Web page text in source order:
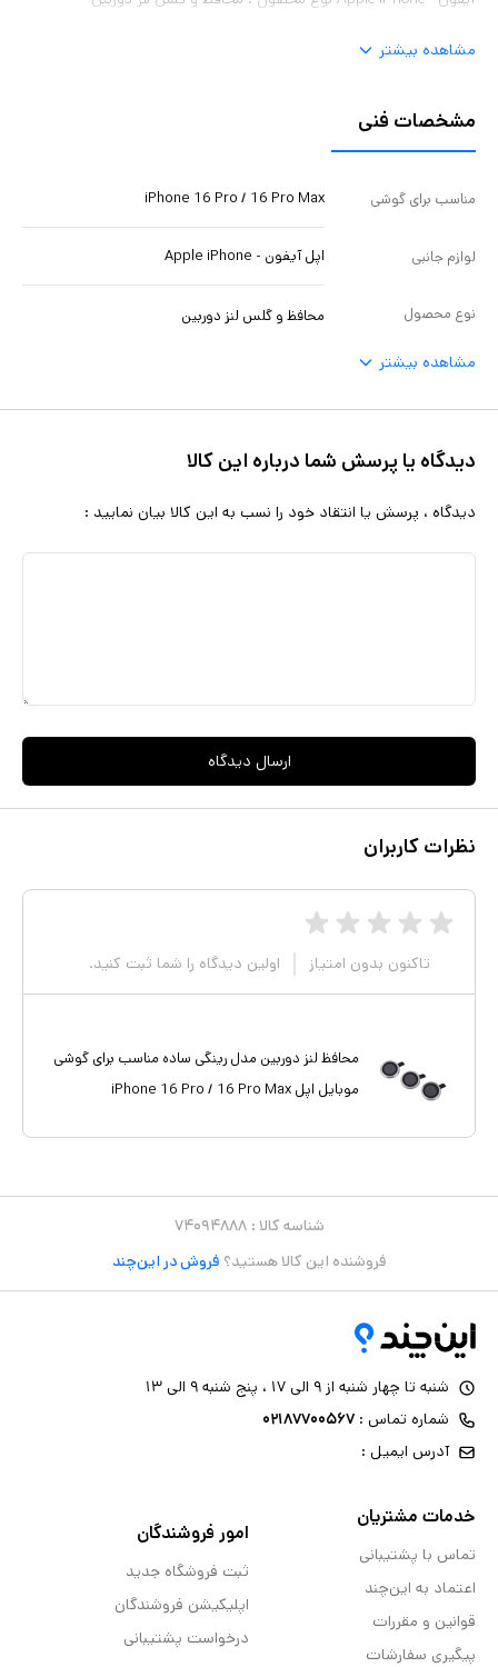
مشاهده بیشتر
مشخصات فنی
مناسب برای گوشی iPhone 16 Pro / 16 Pro Max
لوازم جانبی اپل آیفون - Apple iPhone
نوع محصول محافظ و گلس لنز دوربین
مشاهده بیشتر
دیدگاه یا پرسش شما درباره این کالا
دیدگاه ، پرسش یا انتقاد خود را نسب به این کالا بیان نمایید :
ارسال دیدگاه
نظرات کاربران
تاکنون بدون امتیاز اولین دیدگاه را شما ثبت کنید.
محافظ لنز دوربین مدل رینگی ساده مناسب برای گوشی
موبایل اپل iPhone 16 Pro / 16 Pro Max
شناسه کالا : ۷۴۰۹۴۸۸۸
فروشنده این کالا هستید؟ فروش در این‌چند
شنبه تا چهار شنبه از ۹ الی ۱۷ ، پنج شنبه ۹ الی ۱۳
شماره تماس : ۰۲۱۸۷۷۰۰۵۶۷
آدرس ایمیل :
خدمات مشتریان
تماس با پشتیبانی
اعتماد به این‌چند
قوانین و مقررات
پیگیری سفارشات
امور فروشندگان
ثبت فروشگاه جدید
اپلیکیشن فروشندگان
درخواست پشتیبانی